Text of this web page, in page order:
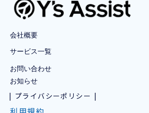
会社概要
サービス一覧
お問い合わせ
お知らせ
プライバシーポリシー